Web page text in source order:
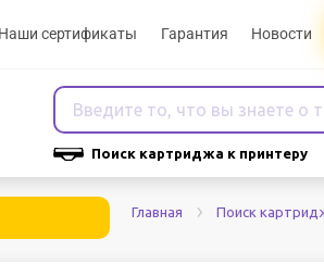
Наши сертификаты Гарантия Новости
Поиск картриджа к принтеру
Главная Поиск